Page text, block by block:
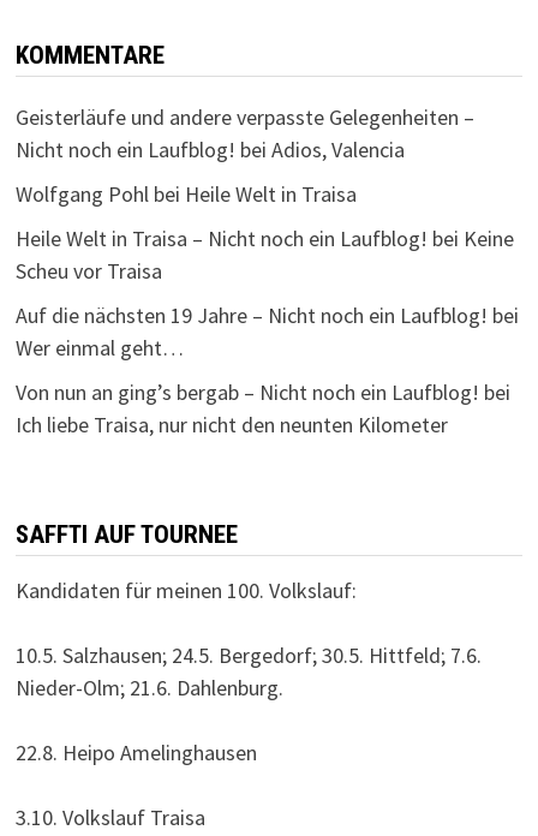
KOMMENTARE
Geisterläufe und andere verpasste Gelegenheiten –
Nicht noch ein Laufblog! bei Adios, Valencia
Wolfgang Pohlbei Heile Welt in Traisa
Heile Welt in Traisa – Nicht noch ein Laufblog! bei Keine
Scheu vor Traisa
Auf die nächsten 19 Jahre – Nicht noch ein Laufblog! bei
Wer einmal geht…
Von nun an ging’s bergab – Nicht noch ein Laufblog! bei
Ich liebe Traisa, nur nicht den neunten Kilometer
SAFFTI AUF TOURNEE
Kandidaten für meinen 100. Volkslauf:
10.5. Salzhausen; 24.5. Bergedorf; 30.5. Hittfeld; 7.6.
Nieder-Olm; 21.6. Dahlenburg.
22.8. Heipo Amelinghausen
3.10. Volkslauf Traisa